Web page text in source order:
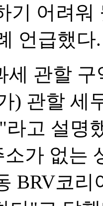
기 어려
언급했다.
세 관할
) 관할 세
라고 설명
가 없는
BRV코